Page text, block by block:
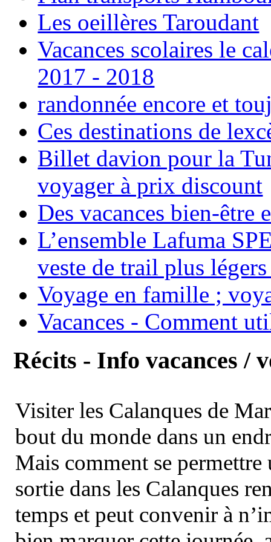
Les oeillères Taroudant
Vacances scolaires le
2017 - 2018
randonnée encore et
Ces destinations de
Billet davion pour la
voyager à prix discount
Des vacances bien-être
L’ensemble Lafuma
veste de trail plus
Voyage en famille ;
Vacances - Comment
Récits - Info vacances /
Visiter les Calanques de
bout du monde dans un
Mais comment se permettre
sortie dans les Calanques
temps et peut convenir à